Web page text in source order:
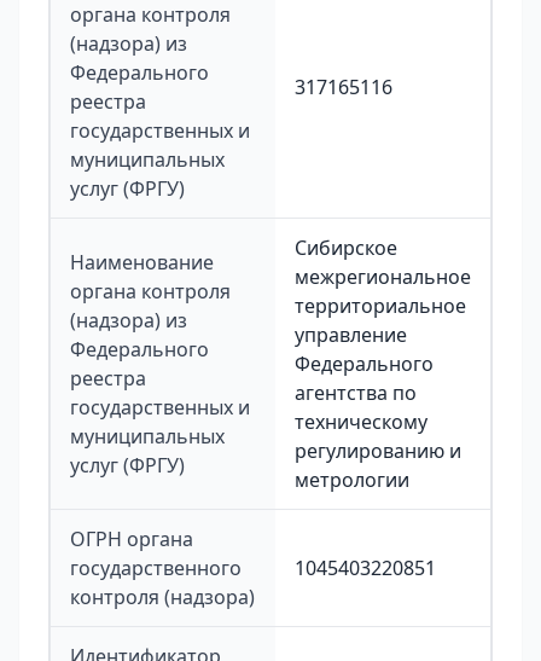
органа контроля
(надзора) из
Федерального
реестра
государственных и
муниципальных
услуг (ФРГУ)
317165116
Наименование
органа контроля
(надзора) из
Федерального
реестра
государственных и
муниципальных
услуг (ФРГУ)
Сибирское
межрегиональное
территориальное
управление
Федерального
агентства по
техническому
регулированию и
метрологии
ОГРН органа
государственного
контроля (надзора)
1045403220851